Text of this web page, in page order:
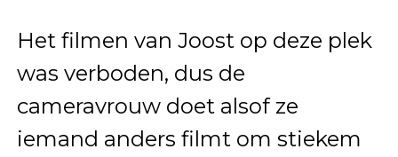
Het filmen van Joost op deze plek
was verboden, dus de
cameravrouw doet alsof ze
iemand anders filmt om stiekem